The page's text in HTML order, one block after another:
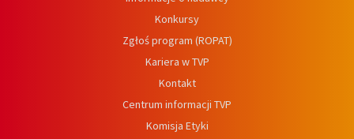
Konkursy
Zgłoś program (ROPAT)
Kariera w TVP
Kontakt
Centrum informacji TVP
Komisja Etyki